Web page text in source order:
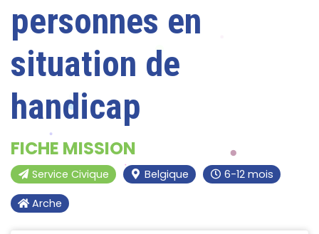
personnes en
situation de
handicap
FICHE MISSION
Service Civique Belgique 6-12 mois
Arche